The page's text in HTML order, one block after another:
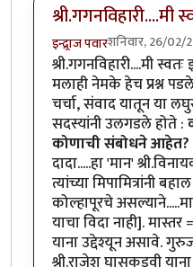
श्री.गगनविहारी....मी
इन्द्र्राज पवारशनिवार, 26/02/
श्री.गगनविहारी....मी
मलाही नेमके हेच प्रश्न
चर्चा, संवाद यातून या
सदस्यांनी उलगडले होते :
कोणाची संबोधने आहेत?
दादा.....हा 'मान'
त्यांच्या मिपामित्रांनी
कोल्हापूरचे
याचा विदा नाही].
याना उद्देश्यून असावे.